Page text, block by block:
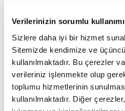
Verilerinizin sorumlu kullanımı
Sizlere daha iyi bir hizmet
Sitemizde kendimize ve
kullanılmaktadır. Bu çerezler
verileriniz işlenmekte olup
toplumu hizmetlerinin
kullanılmaktadır. Diğer
Yasal Uyarı:Yayınlanan köşe
Turkuvaz Medya Grubu'na
köşe yazısı/haberin tamamı
Ancak alıntılanan köşe yazısı/
alıntılanan habere aktif link
Ayrıntılar için lütfentıklayın.